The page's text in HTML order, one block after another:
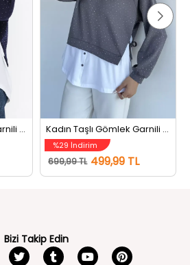
%29 İndirim
699,99 TL 499,99 TL